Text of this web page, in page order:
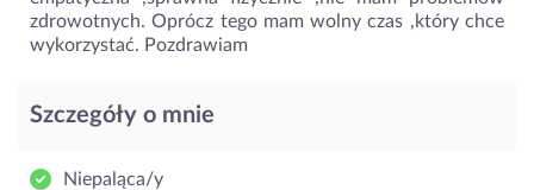
zdrowotnych. Oprócz tego mam wolny czas ,który chce
wykorzystać. Pozdrawiam
Szczegóły o mnie
Niepaląca/y